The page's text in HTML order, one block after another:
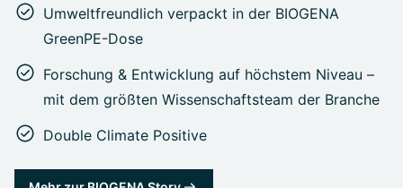
Umweltfreundlich verpackt in der BIOGENA
GreenPE-Dose
Forschung & Entwicklung auf höchstem Niveau –
mit dem größten Wissenschaftsteam der Branche
Double Climate Positive